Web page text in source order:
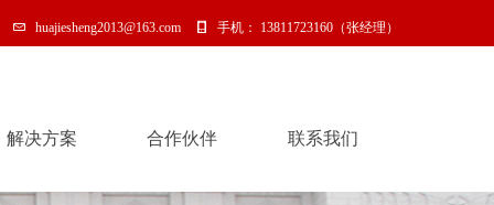
huajiesheng2013@163.com 手机： 13811723160（张经理）
解决方案 合作伙伴 联系我们